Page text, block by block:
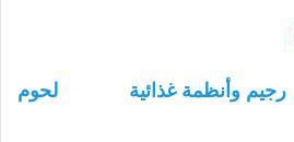
رجيم وأنظمة غذائية
لحوم